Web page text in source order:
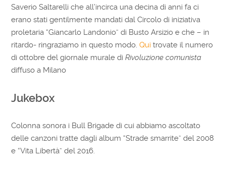
Saverio Saltarelli che all’incirca una decina di anni fa ci
erano stati gentilmente mandati dal Circolo di iniziativa
proletaria “Giancarlo Landonio” di Busto Arsizio e che – in
ritardo- ringraziamo in questo modo.Qui trovate il numero
di ottobre del giornale murale diRivoluzione comunista
diffuso a Milano
Jukebox
Colonna sonora i Bull Brigade di cui abbiamo ascoltato
delle canzoni tratte dagli album “Strade smarrite” del 2008
e “Vita Libertà” del 2016.